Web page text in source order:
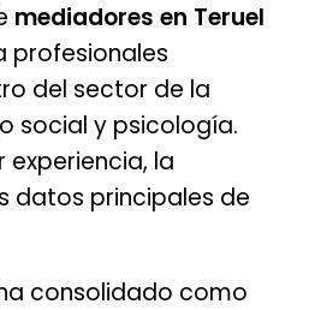
mediadores en Teruel
profesionales
del sector de la
social y psicología.
la
datos principales de
consolidado como